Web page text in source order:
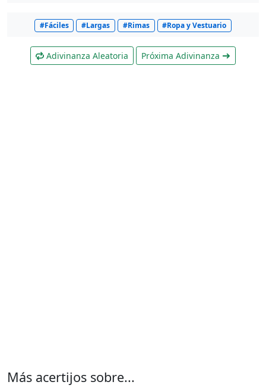
#Fáciles #Largas #Rimas #Ropa y Vestuario
Adivinanza Aleatoria Próxima Adivinanza
Más acertijos sobre...